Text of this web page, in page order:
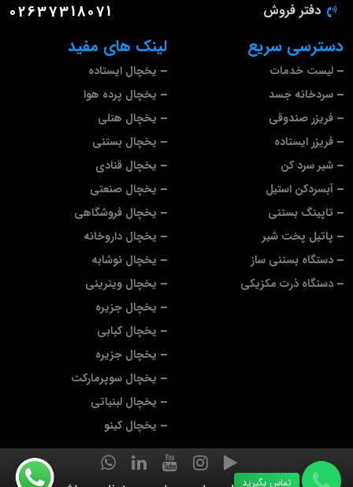
لینک های مفید
یخچال ایستاده
یخچال پرده هوا
یخچال هتلی
یخچال بستنی
یخچال قنادی
یخچال صنعتی
یخچال فروشگاهی
یخچال داروخانه
یخچال نوشابه
یخچال ویترینی
یخچال جزیره
یخچال کبابی
یخچال جزیره
یخچال سوپرمارکت
یخچال لبنیاتی
یخچال کینو
دسترسی سریع
لیست خدمات
سردخانه جسد
فریزر صندوقی
فریزر ایستاده
شیر سرد کن
آبسردکن استیل
تاپینگ بستنی
پاتیل پخت شیر
دستگاه بستنی ساز
دستگاه ذرت مکزیکی
دفتر فروش 02637318071
تماس بگیرید